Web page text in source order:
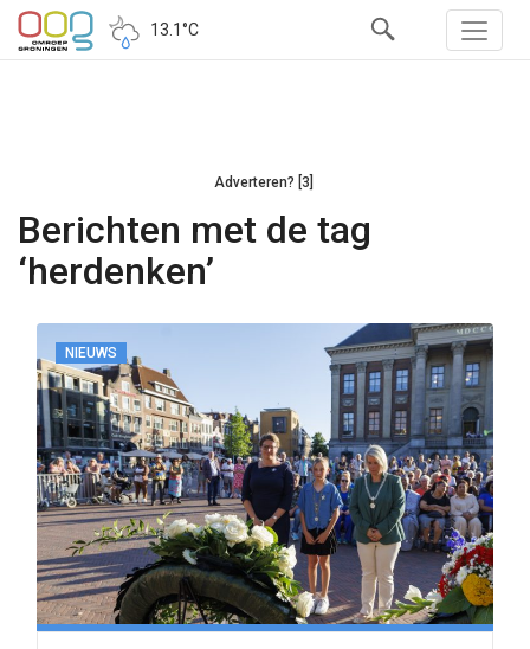
13.1°C
Adverteren? [3]
Berichten met de tag
‘herdenken’
NIEUWS